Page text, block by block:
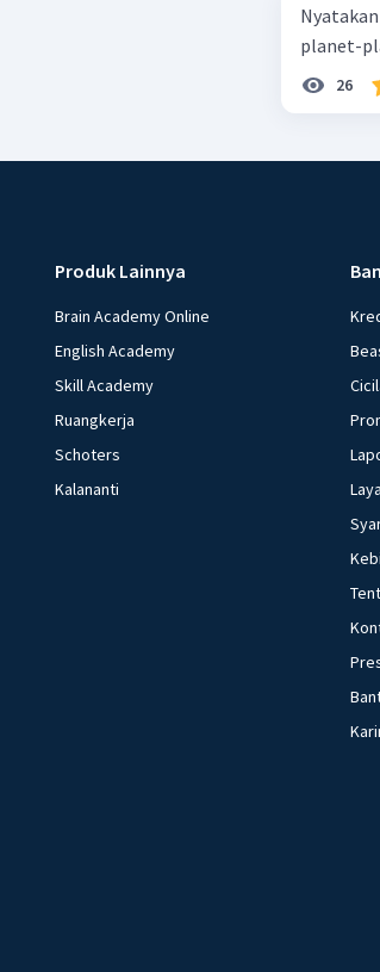
planet-
26
Produk Lainnya
Brain Academy Online
English Academy
Skill Academy
Ruangkerja
Schoters
Kalananti